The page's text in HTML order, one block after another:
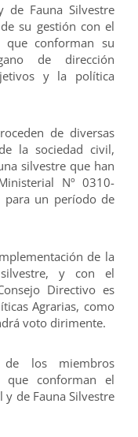
Fauna Silvestre
su gestión con el
que conforman su
de dirección
y la política
de diversas
la sociedad civil,
silvestre que han
Nº 0310-
para un período de
de la
y con el
Directivo es
Agrarias, como
voto dirimente.
de los miembros
que conforman el
y de Fauna Silvestre